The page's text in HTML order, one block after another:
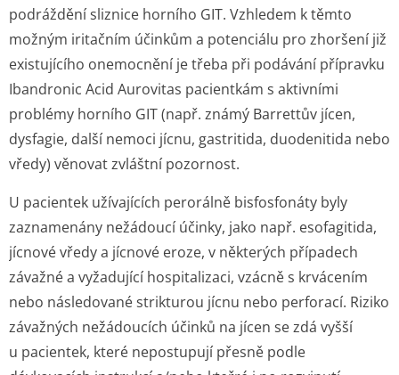
podráždění sliznice horního GIT. Vzhledem k těmto
možným iritačním účinkům a potenciálu pro zhoršení již
existujícího onemocnění je třeba při podávání přípravku
Ibandronic Acid Aurovitas pacientkám s aktivními
problémy horního GIT (např. známý Barrettův jícen,
dysfagie, další nemoci jícnu, gastritida, duodenitida nebo
vředy) věnovat zvláštní pozornost.
U pacientek užívajících perorálně bisfosfonáty byly
zaznamenány nežádoucí účinky, jako např. esofagitida,
jícnové vředy a jícnové eroze, v některých případech
závažné a vyžadující hospitalizaci, vzácně s krvácením
nebo následované strikturou jícnu nebo perforací. Riziko
závažných nežádoucích účinků na jícen se zdá vyšší
u pacientek, které nepostupují přesně podle